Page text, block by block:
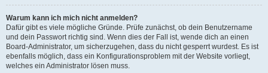
Warum kann ich mich nicht anmelden?
Dafür gibt es viele mögliche Gründe. Prüfe zunächst, ob dein Benutzername
und dein Passwort richtig sind. Wenn dies der Fall ist, wende dich an einen
Board-Administrator, um sicherzugehen, dass du nicht gesperrt wurdest. Es ist
ebenfalls möglich, dass ein Konfigurationsproblem mit der Website vorliegt,
welches ein Administrator lösen muss.